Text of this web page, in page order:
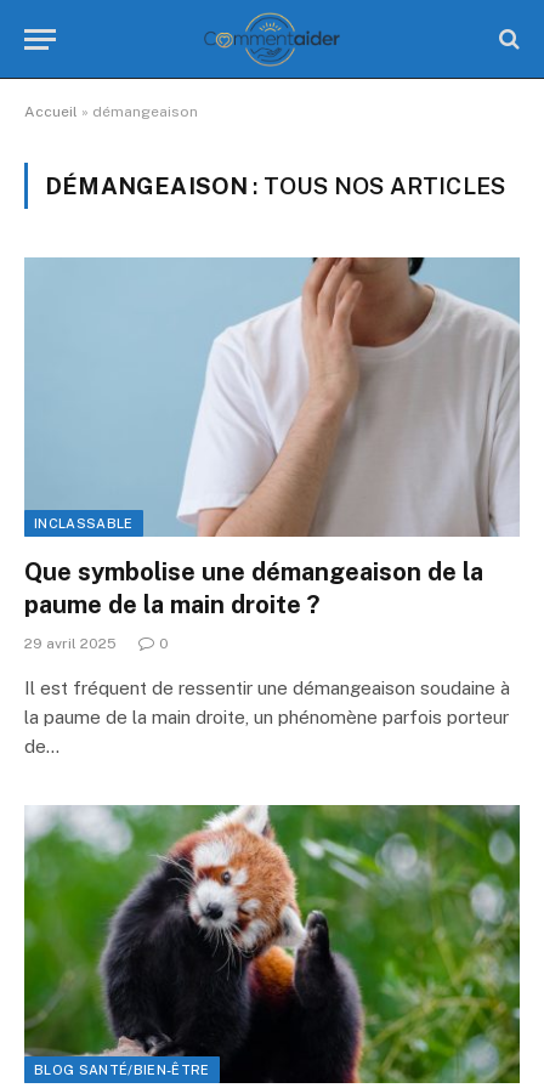
Accueil » démangeaison
DÉMANGEAISON : TOUS NOS ARTICLES
INCLASSABLE
Que symbolise une démangeaison de la
paume de la main droite ?
29 avril 2025 0
Il est fréquent de ressentir une démangeaison soudaine à
la paume de la main droite, un phénomène parfois porteur
de…
BLOG SANTÉ/BIEN-ÊTRE